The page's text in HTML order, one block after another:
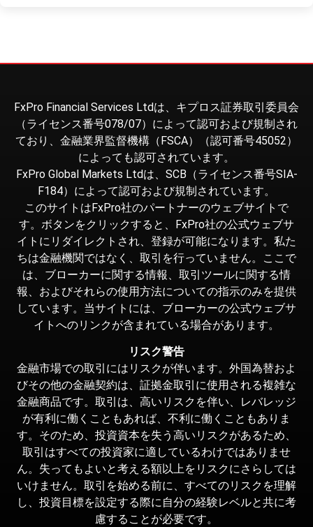
FxPro Financial Services Ltdは、キプロス証券取引委員会
（ライセンス番号078/07）によって認可および規制され
ており、金融業界監督機構（FSCA）（認可番号45052）
によっても認可されています。
FxPro Global Markets Ltdは、SCB（ライセンス番号SIA-
F184）によって認可および規制されています。
このサイトはFxPro社のパートナーのウェブサイトで
す。ボタンをクリックすると、FxPro社の公式ウェブサ
イトにリダイレクトされ、登録が可能になります。私た
ちは金融機関ではなく、取引を行っていません。ここで
は、ブローカーに関する情報、取引ツールに関する情
報、およびそれらの使用方法についての指示のみを提供
しています。当サイトには、ブローカーの公式ウェブサ
イトへのリンクが含まれている場合があります。
リスク警告
金融市場での取引にはリスクが伴います。外国為替およ
びその他の金融契約は、証拠金取引に使用される複雑な
金融商品です。取引は、高いリスクを伴い、レバレッジ
が有利に働くこともあれば、不利に働くこともありま
す。そのため、投資資本を失う高いリスクがあるため、
取引はすべての投資家に適しているわけではありませ
ん。失ってもよいと考える額以上をリスクにさらしては
いけません。取引を始める前に、すべてのリスクを理解
し、投資目標を設定する際に自分の経験レベルと共に考
慮することが必要です。